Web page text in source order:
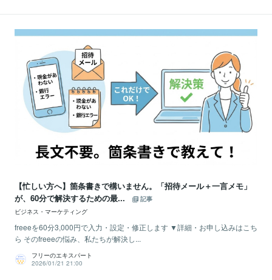
【忙しい方へ】箇条書きで構いません。「招待メール＋一言メモ」
が、60分で解決するための最...
記事
ビジネス・マーケティング
freeeを60分3,000円で入力・設定・修正します ▼詳細・お申し込みはこち
ら そのfreeeの悩み、私たちが解決し...
フリーのエキスパート
2026/01/21 21:00